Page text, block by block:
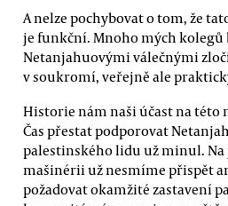
A nelze pochybovat o tom, že
je funkční. Mnoho mých kolegů
Netanjahuovými válečnými
v soukromí, veřejně ale
Historie nám naši účast na této
Čas přestat podporovat
palestinského lidu už minul. Na
mašinérii už nesmíme přispět
požadovat okamžité zastavení